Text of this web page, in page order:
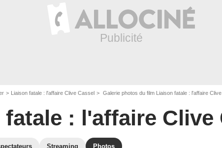
Liaison fatale : l'affaire Clive Cassel Galerie photos du film Liaison fatale : l'affaire
: l'affaire Clive
Streaming Photos